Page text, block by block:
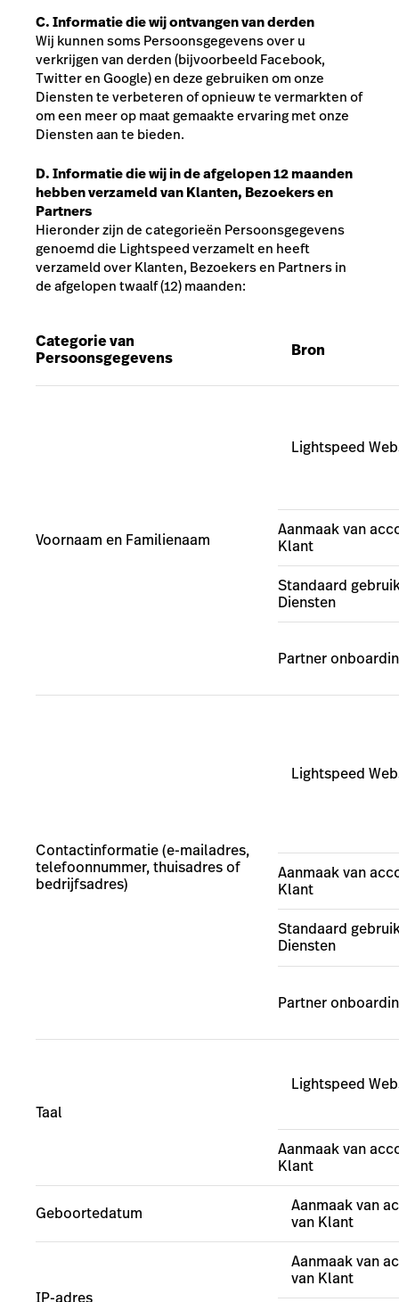
C. Informatie die wij ontvangen van derden
Wij kunnen soms Persoonsgegevens over u
verkrijgen van derden (bijvoorbeeld Facebook,
Twitter en Google) en deze gebruiken om onze
Diensten te verbeteren of opnieuw te vermarkten of
om een meer op maat gemaakte ervaring met onze
Diensten aan te bieden.
D. Informatie die wij in de afgelopen 12 maanden
hebben verzameld van Klanten, Bezoekers en
Partners
Hieronder zijn de categorieën Persoonsgegevens
genoemd die Lightspeed verzamelt en heeft
verzameld over Klanten, Bezoekers en Partners in
de afgelopen twaalf (12) maanden:
Categorie van
Persoonsgegevens
Bron
Voornaam en Familienaam
Lightspeed
Aanmaak van
Klant
Standaard
Diensten
Partner
Contactinformatie (e-mailadres,
telefoonnummer, thuisadres of
bedrijfsadres)
Lightspeed
Aanmaak van
Klant
Standaard
Diensten
Partner
Taal
Lightspeed
Aanmaak van
Klant
Geboortedatum
Aanmaak van
van Klant
Aanmaak van
van Klant